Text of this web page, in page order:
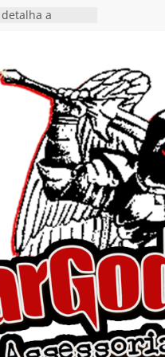
a
em formato
nas plataformas
show em
Autoral” e
do novo single
de uma
do EP
I Begin”
o single “Keep
e detalha
álbum